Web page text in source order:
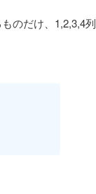
のだけ、1,2,3,4列